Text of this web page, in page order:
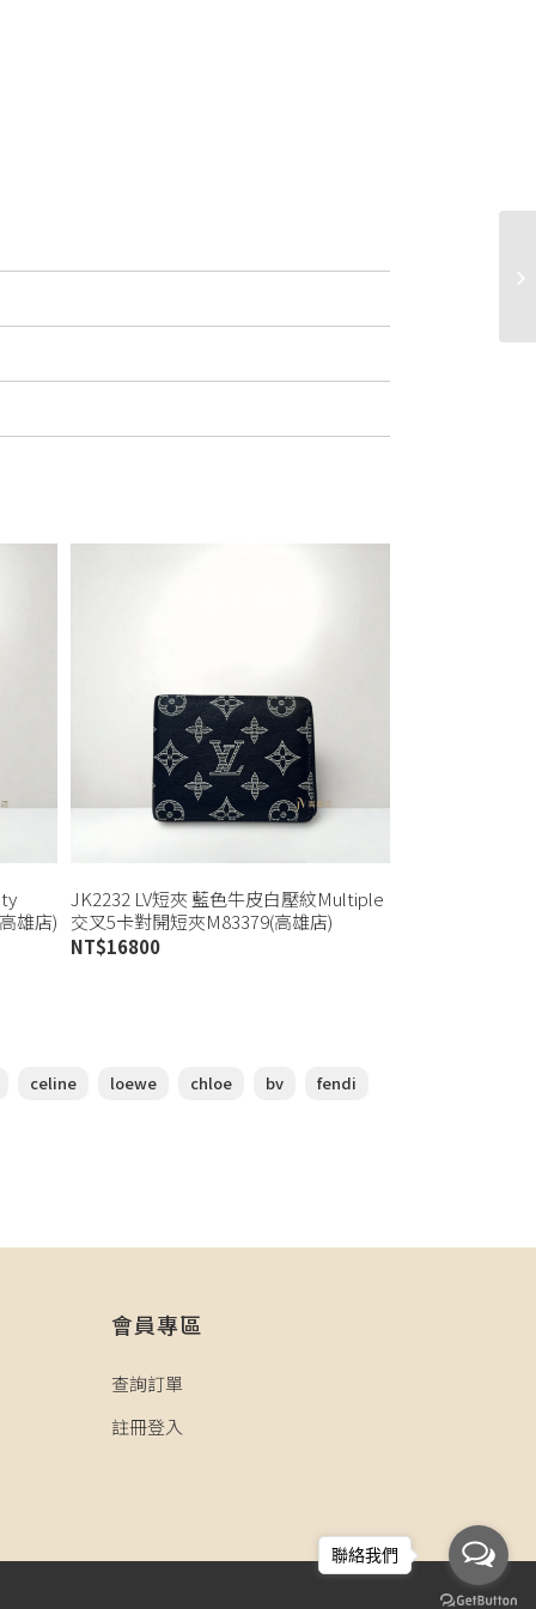
雄店)
JK2232 LV短夾 藍色牛皮白壓紋Multiple
交叉5卡對開短夾M83379(高雄店)
NT$16800
celine loewe chloe bv
fendi
會員專區
查詢訂單
註冊登入
聯絡我們